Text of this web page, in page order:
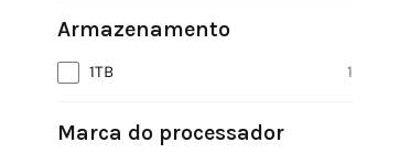
Armazenamento
1TB 1
Marca do processador